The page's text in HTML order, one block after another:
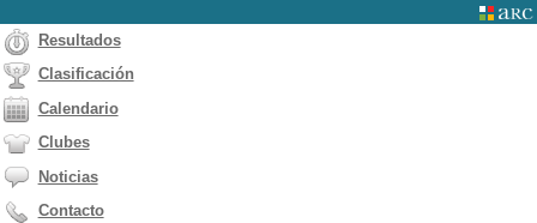
Resultados
Clasificación
Calendario
Clubes
Noticias
Contacto